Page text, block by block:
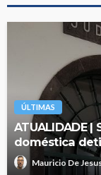
ÚLTIMAS
ATUALIDADE
doméstica
Mauricio De